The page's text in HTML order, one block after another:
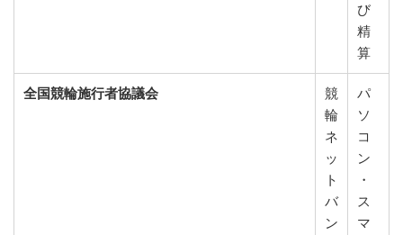
び
精
算
全国競輪施行者協議会
競
輪
ネ
ッ
ト
バ
ン
パ
ソ
コ
ン
・
ス
マ